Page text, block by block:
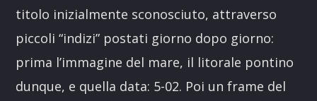
titolo inizialmente sconosciuto, attraverso
piccoli “indizi” postati giorno dopo giorno:
prima l’immagine del mare, il litorale pontino
dunque, e quella data: 5-02. Poi un frame del